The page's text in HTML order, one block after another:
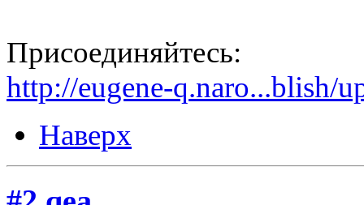
Присоединяйтесь:
http://eugene-q.naro...blish/
Наверх